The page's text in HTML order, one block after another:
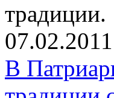
традиции.
07.02.2011
В